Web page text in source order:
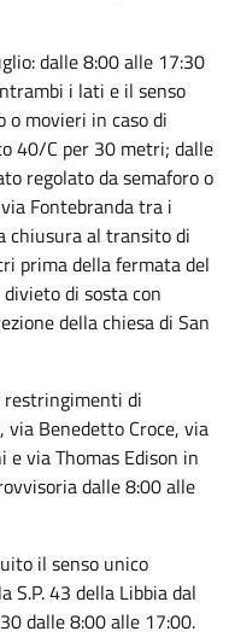
dalle 8:00 alle 17:30
i lati e il senso
o movieri in caso di
40/C per 30 metri; dalle
regolato da semaforo o
Fontebranda tra i
chiusura al transito di
prima della fermata del
di sosta con
della chiesa di San
restringimenti di
Benedetto Croce, via
via Thomas Edison in
dalle 8:00 alle
il senso unico
43 della Libbia dal
dalle 8:00 alle 17:00.